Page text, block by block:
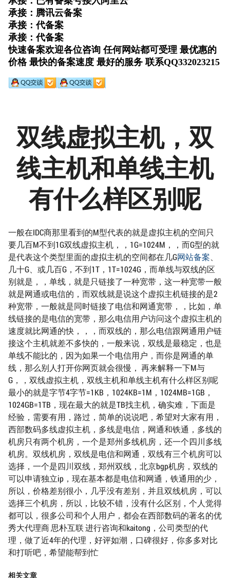
双线虚拟主机，双
线主机和单线主机
有什么样区别呢
一般在IDC商那里看到的M型代表的就是虚拟主机的空间只
要几百M不到1G双线虚拟主机，，1G=1024M，，而G型的就
是代表这个类型里面的虚拟主机的空间都在几G网站备案
几十G、或几百G，不到1T，1T=1024G，而单线与双线的区
别就是，，单线，就是只链接了一种宽带，这一种宽带一般
就是网通或电信的，而双线就是说这个虚拟主机链接的是2
种宽带，一般就是同时链接了电信和网通宽带，，比如，单
线链接的是电信的宽带，那么电信用户访问这个虚拟主机的
速度就比网通的快，，，而双线的，那么电信跟网通用户链
接这个主机就差不多快的，一般来说，双线是最稳定，也是
单线不能比的，因为如果一个电信用户，而你是网通的单
线，那么别人打开你网页就会很慢， 再来解释一下M与
G，，双线虚拟主机，双线主机和单线主机有什么样区别呢
最小的就是字节4字节=1KB，1024KB=1M，1024MB=1GB，
1024GB=1TB，现在最大的就是TB找主机，确实难，下面是
经验，需要有用，路过，简单的说说吧，希望对大家有用，
西部数码多线虚拟主机，多线是电信，网通和铁通，多线的
机房只有两个机房，一个是郑州多线机房，还一个四川多线
机房。双线机房，双线是电信和网通，双线有三个机房可以
选择，一个是四川双线，郑州双线，北京bgp机房，双线的
可以申请独立ip，现在基本都是电信和网通，铁通用的少，
所以，价格差别很小，几乎没有差别，并且双线机房，可以
选择三个机房，所以，比较不错，没有什么区别，个人觉得
都可以，很多公司和个人用户，都会在西部数码的著名的优
秀大代理商 思朴互联 进行咨询和kaitong，公司类型的代
理，做了近4年的代理，好评如潮，口碑很好，你多多对比
和打听吧，希望能帮到忙
相关文章